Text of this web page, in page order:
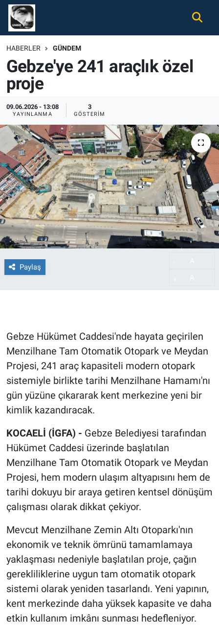
HABERLER GÜNDEM
Gebze'ye 241 araçlık özel
proje
09.06.2026 - 13:08
YAYINLANMA
3
GÖSTERIM
Paylaş
Gebze Hükümet Caddesi'nde hayata geçirilen
Menzilhane Tam Otomatik Otopark ve Meydan
Projesi, 241 araç kapasiteli modern otopark
sistemiyle birlikte tarihi Menzilhane Hamamı'nı
gün yüzüne çıkararak kent merkezine yeni bir
kimlik kazandıracak.
KOCAELİ (İGFA) - Gebze Belediyesi tarafından
Hükümet Caddesi üzerinde başlatılan
Menzilhane Tam Otomatik Otopark ve Meydan
Projesi, hem modern ulaşım altyapısını hem de
tarihi dokuyu bir araya getiren kentsel dönüşüm
çalışması olarak dikkat çekiyor.
Mevcut Menzilhane Zemin Altı Otoparkı'nın
ekonomik ve teknik ömrünü tamamlamaya
yaklaşması nedeniyle başlatılan proje, çağın
gerekliliklerine uygun tam otomatik otopark
sistemi olarak yeniden tasarlandı. Yeni yapının,
kent merkezinde daha yüksek kapasite ve daha
etkin kullanım imkânı sunması hedefleniyor.
Gündem
Ekonomi
Spor
Magazin
Tüm Haberler
İletişim
Künye
Nöbetçi Eczaneler
Hava Durumu
Namaz Vakitleri
Trafik Durumu
Süper Lig Puan Durumu ve Fikstür
Tüm Manşetler
Son Dakika Haberleri
Haber Arşivi